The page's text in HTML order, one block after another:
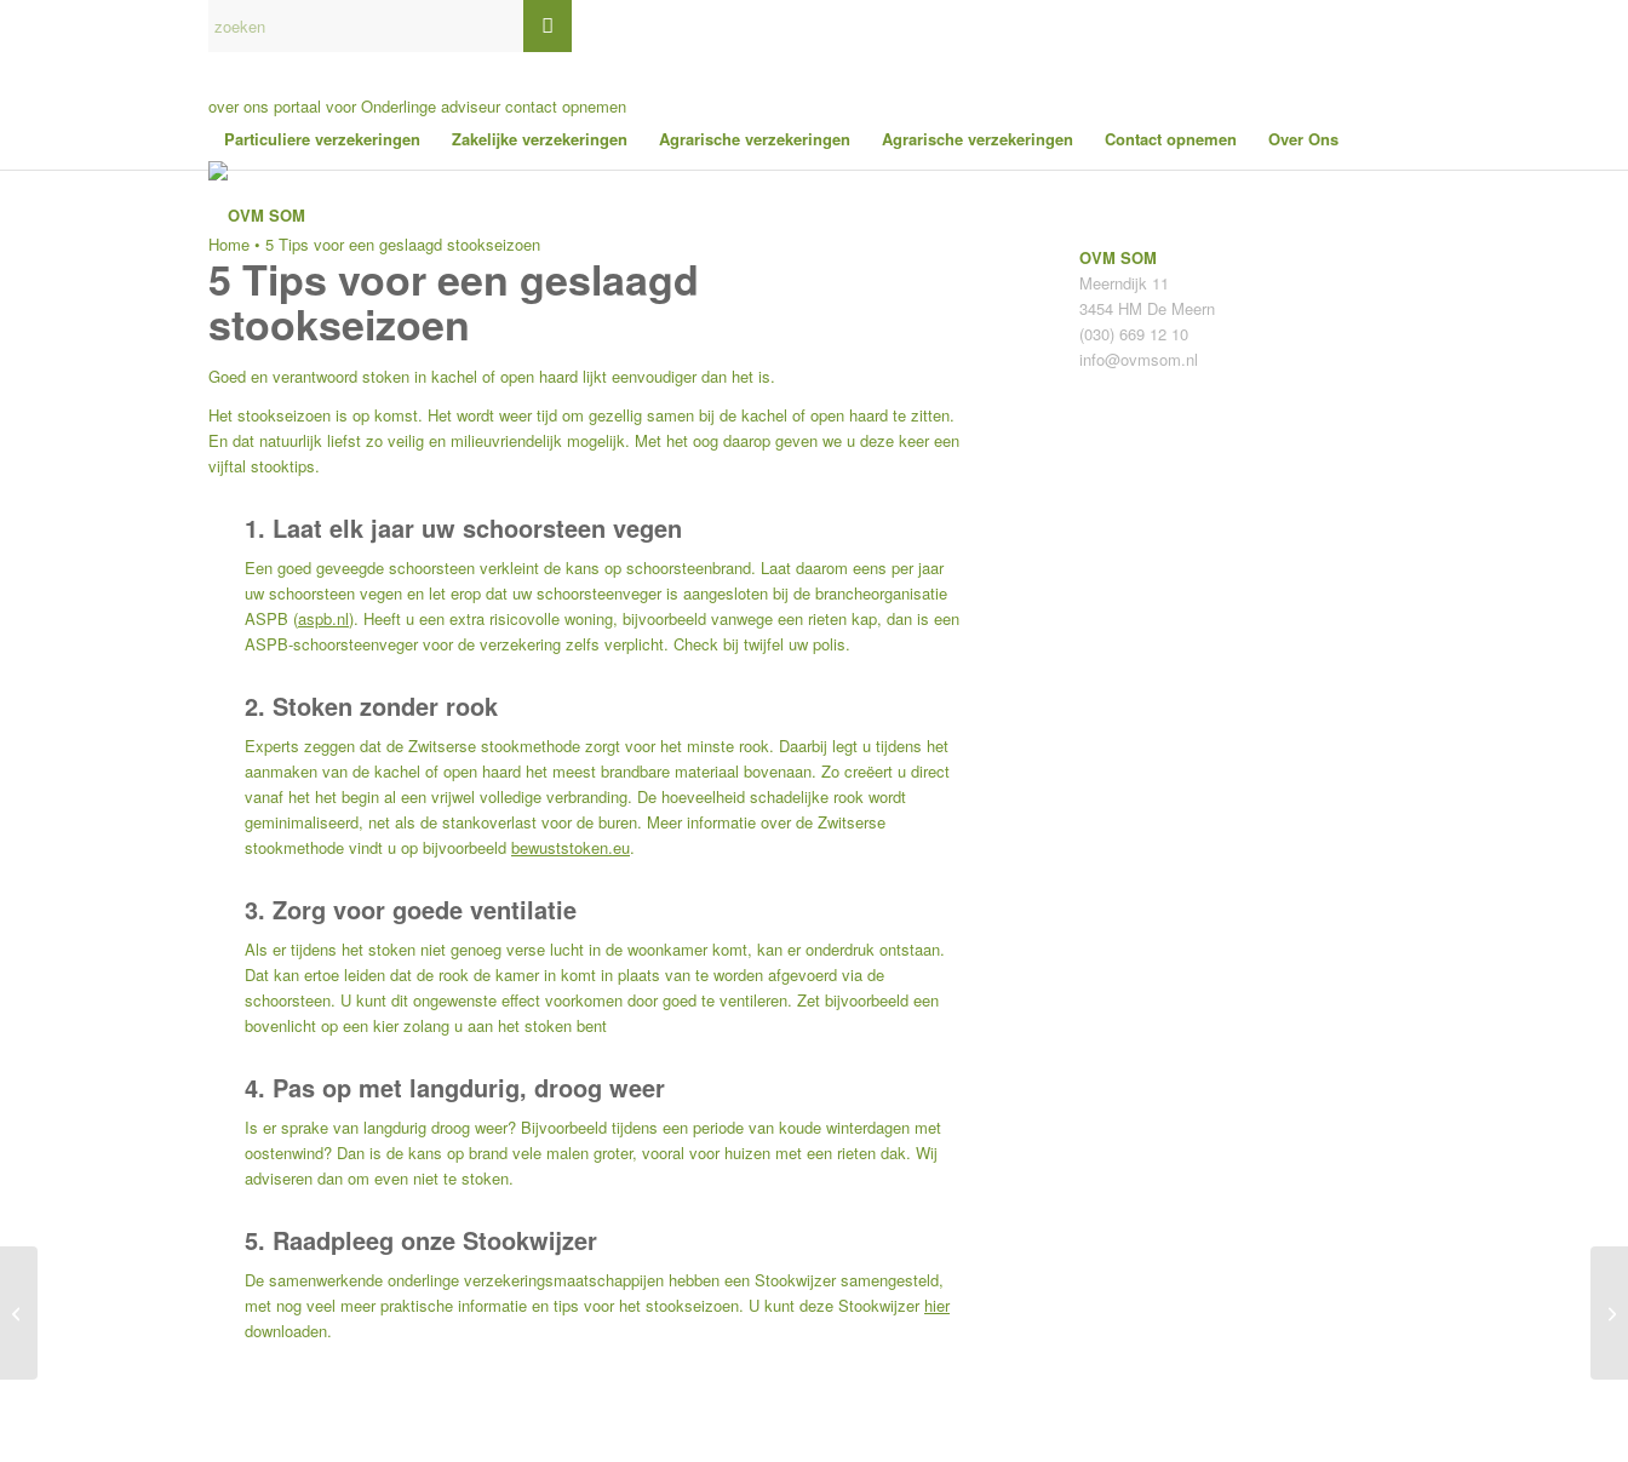
over ons portaal voor Onderlinge adviseur contact opnemen
Particuliere verzekeringen
Zakelijke verzekeringen Agrarische verzekeringen Agrarische verzekeringen Contact opnemen Over Ons
Home • 5 Tips voor een geslaagd stookseizoen
5 Tips voor een geslaagd
stookseizoen
Goed en verantwoord stoken in kachel of open haard lijkt eenvoudiger dan het is.
Het stookseizoen is op komst. Het wordt weer tijd om gezellig samen bij de kachel of open haard te zitten.
En dat natuurlijk liefst zo veilig en milieuvriendelijk mogelijk. Met het oog daarop geven we u deze keer een
vijftal stooktips.
1. Laat elk jaar uw schoorsteen vegen
Een goed geveegde schoorsteen verkleint de kans op schoorsteenbrand. Laat daarom eens per jaar
uw schoorsteen vegen en let erop dat uw schoorsteenveger is aangesloten bij de brancheorganisatie
ASPB (aspb.nl). Heeft u een extra risicovolle woning, bijvoorbeeld vanwege een rieten kap, dan is een
ASPB-schoorsteenveger voor de verzekering zelfs verplicht. Check bij twijfel uw polis.
2. Stoken zonder rook
Experts zeggen dat de Zwitserse stookmethode zorgt voor het minste rook. Daarbij legt u tijdens het
aanmaken van de kachel of open haard het meest brandbare materiaal bovenaan. Zo creëert u direct
vanaf het het begin al een vrijwel volledige verbranding. De hoeveelheid schadelijke rook wordt
geminimaliseerd, net als de stankoverlast voor de buren. Meer informatie over de Zwitserse
stookmethode vindt u op bijvoorbeeld bewuststoken.eu.
3. Zorg voor goede ventilatie
Als er tijdens het stoken niet genoeg verse lucht in de woonkamer komt, kan er onderdruk ontstaan.
Dat kan ertoe leiden dat de rook de kamer in komt in plaats van te worden afgevoerd via de
schoorsteen. U kunt dit ongewenste effect voorkomen door goed te ventileren. Zet bijvoorbeeld een
bovenlicht op een kier zolang u aan het stoken bent
4. Pas op met langdurig, droog weer
Is er sprake van langdurig droog weer? Bijvoorbeeld tijdens een periode van koude winterdagen met
oostenwind? Dan is de kans op brand vele malen groter, vooral voor huizen met een rieten dak. Wij
adviseren dan om even niet te stoken.
5. Raadpleeg onze Stookwijzer
De samenwerkende onderlinge verzekeringsmaatschappijen hebben een Stookwijzer samengesteld,
met nog veel meer praktische informatie en tips voor het stookseizoen. U kunt deze Stookwijzer hier
downloaden.
OVM SOM
Meerndijk 11
3454 HM De Meern
(030) 669 12 10
info@ovmsom.nl